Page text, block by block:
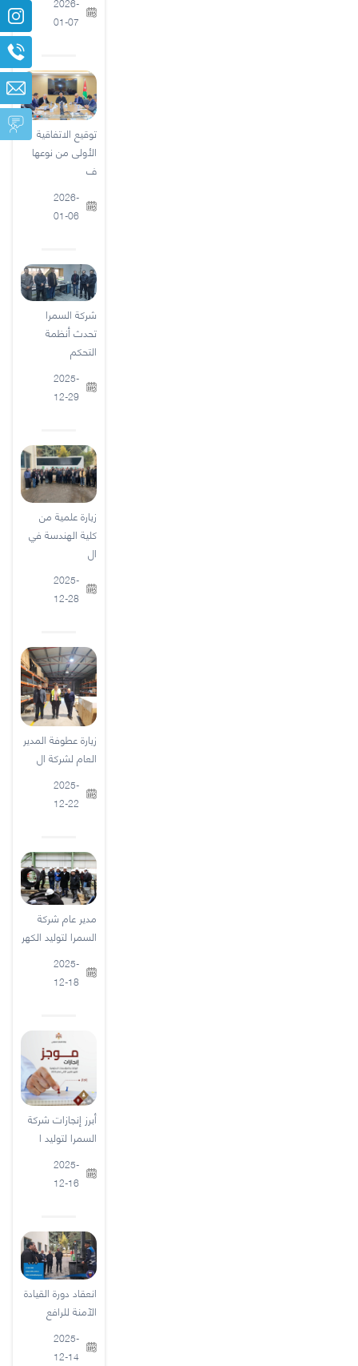
01-07
توقيع الاتفاقية
الأولى من نوعها
ف
2026-
01-06
شركة السمرا
تحدث أنظمة
التحكم
2025-
12-29
زيارة علمية من
كلية الهندسة في
ال
2025-
12-28
زيارة عطوفة المدير
العام لشركة ال
2025-
12-22
مدير عام شركة
السمرا لتوليد الكهر
2025-
12-18
أبرز إنجازات شركة
السمرا لتوليد ا
2025-
12-16
انعقاد دورة القيادة
الآمنة للرافع
2025-
12-14